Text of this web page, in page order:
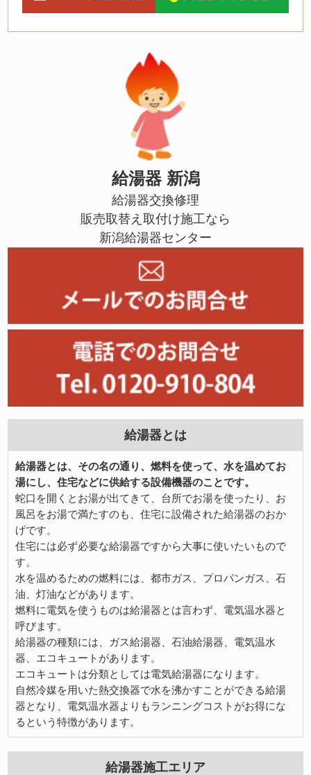
給湯器 新潟
給湯器交換修理
販売取替え取付け施工なら
新潟給湯器センター
給湯器とは
給湯器とは、その名の通り、燃料を使って、水を温めてお
湯にし、住宅などに供給する設備機器のことです。
蛇口を開くとお湯が出てきて、台所でお湯を使ったり、お
風呂をお湯で満たすのも、住宅に設備された給湯器のおか
げです。
住宅には必ず必要な給湯器ですから大事に使いたいもので
す。
水を温めるための燃料には、都市ガス、プロパンガス、石
油、灯油などがあります。
燃料に電気を使うものは給湯器とは言わず、電気温水器と
呼びます。
給湯器の種類には、ガス給湯器、石油給湯器、電気温水
器、エコキュートがあります。
エコキュートは分類としては電気給湯器になります。
自然冷媒を用いた熱交換器で水を沸かすことができる給湯
器となり、電気温水器よりもランニングコストがお得にな
るという特徴があります。
給湯器施工エリア